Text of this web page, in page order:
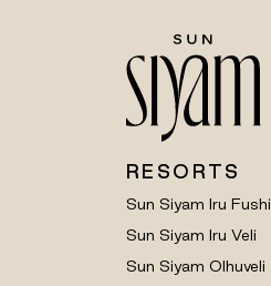
RESORTS
Sun Siyam Iru Fushi
Sun Siyam Iru Veli
Sun Siyam Olhuveli